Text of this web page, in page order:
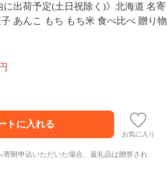
に出荷予定(土日祝除く)》北海道 名寄
あんこ もち もち米 食べ比べ 贈り物
円
お気に入り
寄附申込いただいた場合、返礼品は贈答され